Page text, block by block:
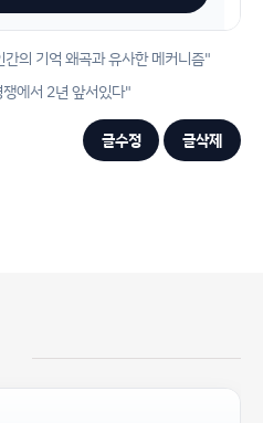
의 기억 왜곡과 유사한 메커니즘"
에서 2년 앞서있다"
글수정 글삭제